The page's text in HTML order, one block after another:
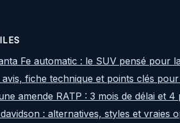
Fe automatic : le SUV pensé pour
avis, fiche technique et points clés
amende RATP : 3 mois de délai et
: alternatives, styles et vraies